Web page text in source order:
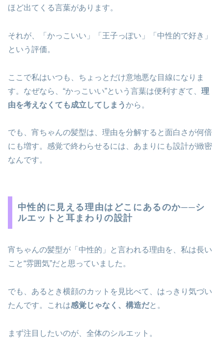
ほど出てくる言葉があります。
それが、「かっこいい」「王子っぽい」「中性的で好き」
という評価。
ここで私はいつも、ちょっとだけ意地悪な目線になりま
す。なぜなら、“かっこいい”という言葉は便利すぎて、 理
由を考えなくても成立してしまうから。
でも、宵ちゃんの髪型は、理由を分解すると面白さが何倍
にも増す。感覚で終わらせるには、あまりにも設計が緻密
なんです。
中性的に見える理由はどこにあるのか──シ
ルエットと耳まわりの設計
宵ちゃんの髪型が「中性的」と言われる理由を、私は長い
こと“雰囲気”だと思っていました。
でも、あるとき横顔のカットを見比べて、はっきり気づい
たんです。これは感覚じゃなく、構造だと。
まず注目したいのが、全体のシルエット。